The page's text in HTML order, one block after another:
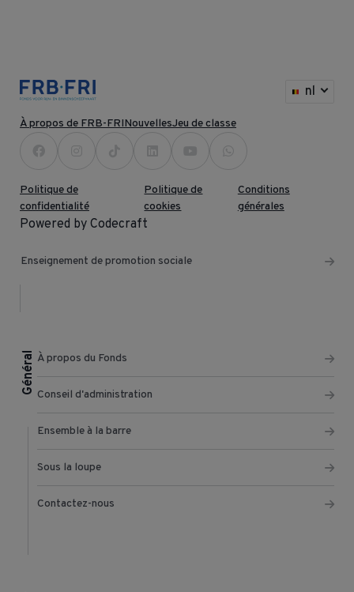
nl
À propos de FRB-FRINouvellesJeu de classe
Politique de
confidentialité
Politique de
cookies
Conditions
générales
Powered by Codecraft
Enseignement de promotion sociale
Général À propos du Fonds
Conseil d'administration
Ensemble à la barre
Sous la loupe
Contactez-nous